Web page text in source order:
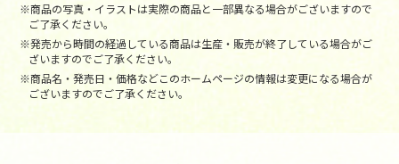
※商品の写真・イラストは実際の商品と一部異なる場合がございますので
ご了承ください。
※発売から時間の経過している商品は生産・販売が終了している場合がご
ざいますのでご了承ください。
※商品名・発売日・価格などこのホームページの情報は変更になる場合が
ございますのでご了承ください。